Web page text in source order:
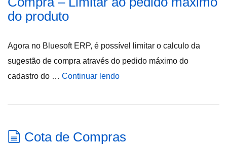
do produto
Agora no Bluesoft ERP, é possível limitar o calculo da
sugestão de compra através do pedido máximo do
cadastro do … Continuar lendo
Cota de Compras